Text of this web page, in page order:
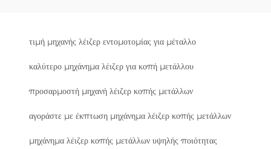
τιμή μηχανής λέιζερ εντομοτομίας για μέταλλο
καλύτερο μηχάνημα λέιζερ για κοπή μετάλλου
προσαρμοστή μηχανή λέιζερ κοπής μετάλλων
αγοράστε με έκπτωση μηχάνημα λέιζερ κοπής μετάλλων
μηχάνημα λέιζερ κοπής μετάλλων υψηλής ποιότητας